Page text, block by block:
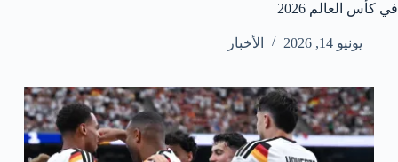
في كأس العالم 2026
يونيو 14, 2026 الأخبار